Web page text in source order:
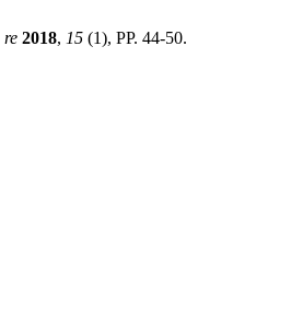
re 2018, 15 (1), PP. 44-50.